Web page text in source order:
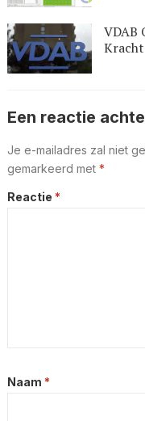
VDAB
Een reactie
Je e-mailadres zal niet
gemarkeerd met *
Reactie *
Naam *